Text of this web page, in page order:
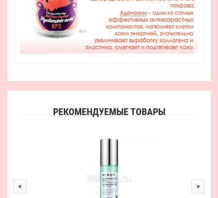
РЕКОМЕНДУЕМЫЕ ТОВАРЫ
< >